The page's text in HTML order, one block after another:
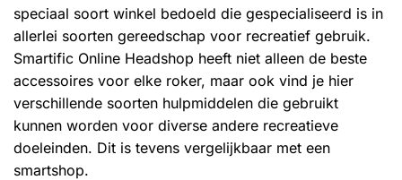
gekozen
worden
op
de
gekozen
worden
op
de
speciaal soort winkel bedoeld die gespecialiseerd is in
allerlei soorten gereedschap voor recreatief gebruik.
Smartific Online Headshop heeft niet alleen de beste
accessoires voor elke roker, maar ook vind je hier
verschillende soorten hulpmiddelen die gebruikt
kunnen worden voor diverse andere recreatieve
doeleinden. Dit is tevens vergelijkbaar met een
smartshop.